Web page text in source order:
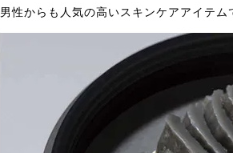
男性からも人気の高いスキンケアアイテム